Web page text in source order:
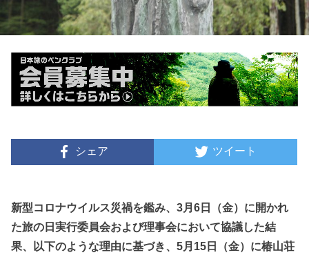
シェア ツイート
新型コロナウイルス災禍を鑑み、3月6日（金）に開かれ
た旅の日実行委員会および理事会において協議した結
果、以下のような理由に基づき、5月15日（金）に椿山荘